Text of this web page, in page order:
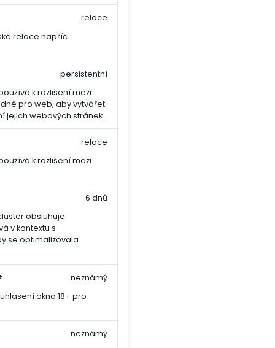
relace napříč
relace
k rozlišení mezi
pro web, aby vytvářet
jejich webových stránek.
persistentní
k rozlišení mezi
relace
obsluhuje
v kontextu s
se optimalizovala
6 dnů
okna 18+ pro
neznámý
neznámý